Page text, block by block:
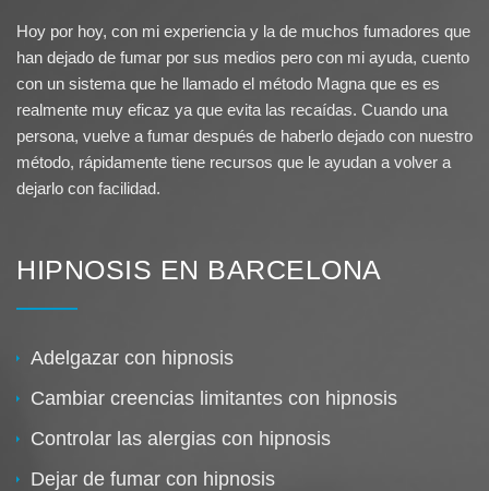
Hoy por hoy, con mi experiencia y la de muchos fumadores que
han dejado de fumar por sus medios pero con mi ayuda, cuento
con un sistema que he llamado el método Magna que es es
realmente muy eficaz ya que evita las recaídas. Cuando una
persona, vuelve a fumar después de haberlo dejado con nuestro
método, rápidamente tiene recursos que le ayudan a volver a
dejarlo con facilidad.
HIPNOSIS EN BARCELONA
Adelgazar con hipnosis
Cambiar creencias limitantes con hipnosis
Controlar las alergias con hipnosis
Dejar de fumar con hipnosis